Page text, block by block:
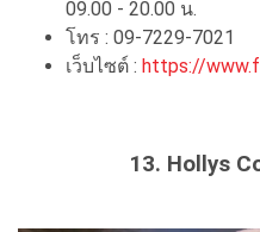
09.00 - 20.00 น.
โทร : 09-7229-7021
เว็บไซต์ : https://
13. Hollys